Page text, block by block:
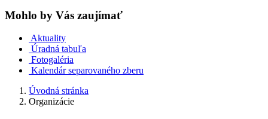
Mohlo by Vás zaujímať
Aktuality
Úradná tabuľa
Fotogaléria
Kalendár separovaného zberu
Úvodná stránka
Organizácie